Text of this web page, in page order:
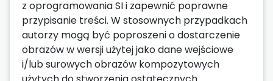
z oprogramowania SI i zapewnić poprawne
przypisanie treści. W stosownych przypadkach
autorzy mogą być poproszeni o dostarczenie
obrazów w wersji użytej jako dane wejściowe
i/lub surowych obrazów kompozytowych